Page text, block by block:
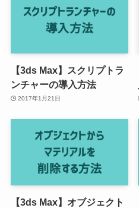
【3ds Max】スクリプトラ
ンチャーの導入方法
2017年1月21日
【3ds Max】オブジェクト